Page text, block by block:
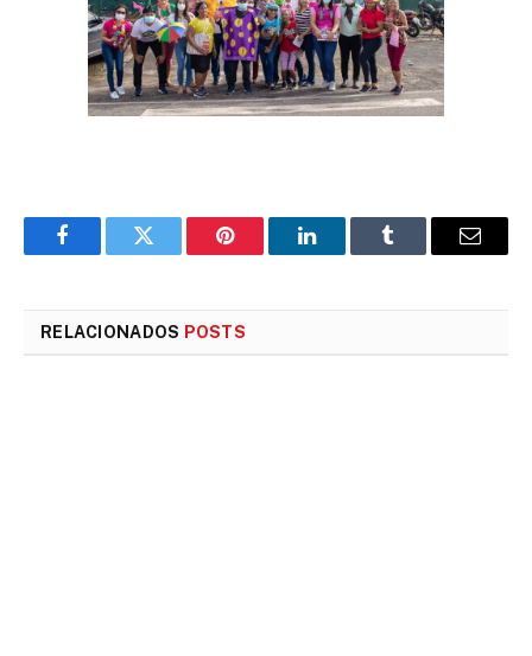
FacebookTwitter Pinterest LinkedInTumblr
E-
RELACIONADOS POSTS